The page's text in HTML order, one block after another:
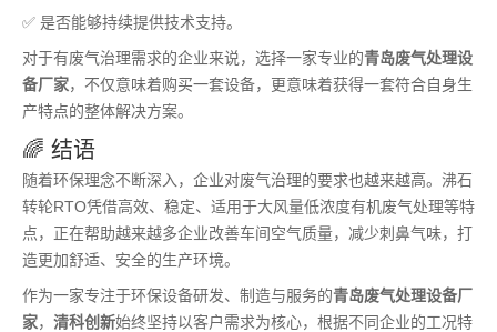
✅ 是否能够持续提供技术支持。
对于有废气治理需求的企业来说，选择一家专业的青岛废气处理设
备厂家，不仅意味着购买一套设备，更意味着获得一套符合自身生
产特点的整体解决方案。
🌈 结语
随着环保理念不断深入，企业对废气治理的要求也越来越高。沸石
转轮RTO凭借高效、稳定、适用于大风量低浓度有机废气处理等特
点，正在帮助越来越多企业改善车间空气质量，减少刺鼻气味，打
造更加舒适、安全的生产环境。
作为一家专注于环保设备研发、制造与服务的青岛废气处理设备厂
家， 清科创新始终坚持以客户需求为核心，根据不同企业的工况特